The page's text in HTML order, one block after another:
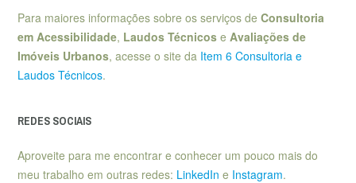
Para maiores informações sobre os serviços de Consultoria
em Acessibilidade, Laudos Técnicos e Avaliações de
Imóveis Urbanos, acesse o site da Item 6 Consultoria e
Laudos Técnicos.
REDES SOCIAIS
Aproveite para me encontrar e conhecer um pouco mais do
meu trabalho em outras redes: LinkedIn e Instagram.